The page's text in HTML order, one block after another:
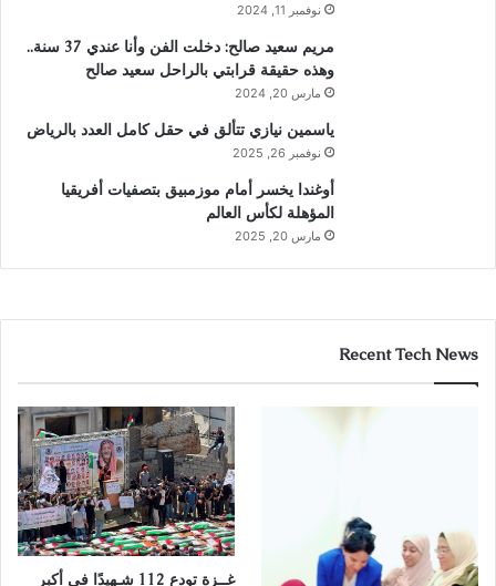
نوفمبر 11, 2024
مريم سعيد صالح: دخلت الفن وأنا عندي 37 سنة..
وهذه حقيقة قرابتي بالراحل سعيد صالح
مارس 20, 2024
ياسمين نيازي تتألق في حقل كامل العدد بالرياض
نوفمبر 26, 2025
أوغندا يخسر أمام موزمبيق بتصفيات أفريقيا
المؤهلة لكأس العالم
مارس 20, 2025
Recent Tech News
غــزة تودع 112 شـهيدًا في أكبر